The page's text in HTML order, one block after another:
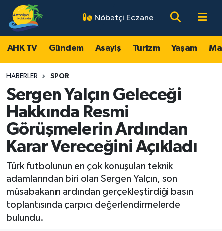
Nöbetçi Eczane
AHK TV Gündem Asayiş Turizm Yaşam
HABERLER SPOR
Sergen Yalçın Geleceği
Hakkında Resmi
Görüşmelerin Ardından
Karar Vereceğini Açıkladı
Türk futbolunun en çok konuşulan teknik
adamlarından biri olan Sergen Yalçın, son
müsabakanın ardından gerçekleştirdiği basın
toplantısında çarpıcı değerlendirmelerde
bulundu.
AHK TV
Gündem
Turizm
Yaşam
Magazin
Ekonomi
Spor
Antalya Nöbetçi Eczaneler
Antalya Hava Durumu
Antalya Namaz Vakitleri
Antalya Trafik Yoğunluk Haritası
Süper Lig Puan Durumu ve Fikstür
Tüm Manşetler
Son Dakika Haberleri
Haber Arşivi